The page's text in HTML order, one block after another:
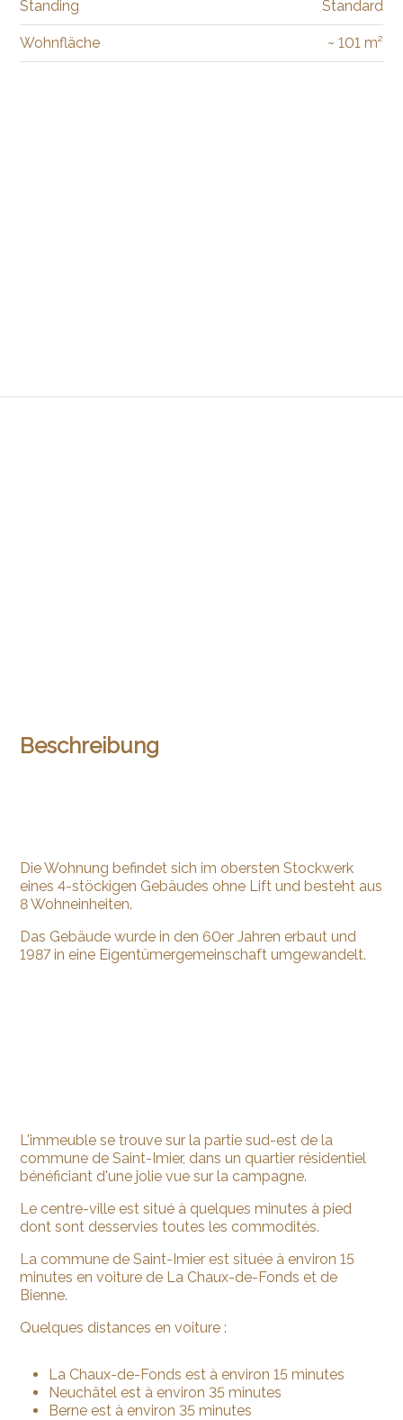
Beschreibung
Die Wohnung befindet sich im obersten Stockwerk
eines 4-stöckigen Gebäudes ohne Lift und besteht aus
8 Wohneinheiten.
Das Gebäude wurde in den 60er Jahren erbaut und
1987 in eine Eigentümergemeinschaft umgewandelt.
L'immeuble se trouve sur la partie sud-est de la
commune de Saint-Imier, dans un quartier résidentiel
bénéficiant d'une jolie vue sur la campagne.
Le centre-ville est situé à quelques minutes à pied
dont sont desservies toutes les commodités.
La commune de Saint-Imier est située à environ 15
minutes en voiture de La Chaux-de-Fonds et de
Bienne.
Quelques distances en voiture :
La Chaux-de-Fonds est à environ 15 minutes
Neuchâtel est à environ 35 minutes
Berne est à environ 35 minutes
Standing Standard
Wohnfläche ~ 101 m²